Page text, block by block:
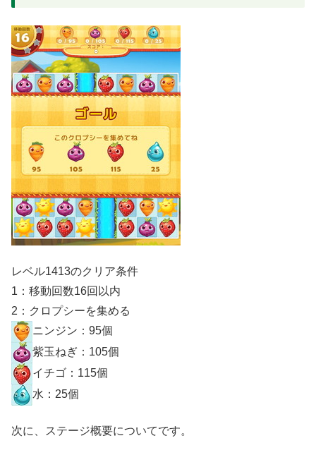
レベル1413のクリア条件
1：移動回数16回以内
2：クロプシーを集める
ニンジン：95個
紫玉ねぎ：105個
イチゴ：115個
水：25個
次に、ステージ概要についてです。